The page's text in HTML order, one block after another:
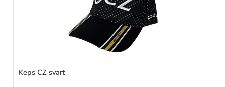
Keps CZ svart